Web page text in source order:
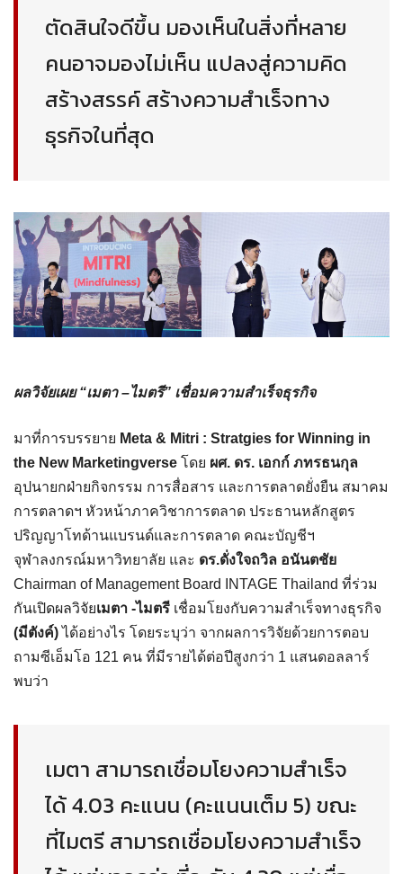
ตัดสินใจดีขึ้น มองเห็นในสิ่งที่หลาย
คนอาจมองไม่เห็น แปลงสู่ความคิด
สร้างสรรค์ สร้างความสำเร็จทาง
ธุรกิจในที่สุด
ผลวิจัยเผย “เมตา –ไมตรี” เชื่อมความสำเร็จธุรกิจ
มาที่การบรรยาย Meta & Mitri : Stratgies for Winning in
the New Marketingverse โดย ผศ. ดร. เอกก์ ภทรธนกุล
อุปนายกฝ่ายกิจกรรม การสื่อสาร และการตลาดยั่งยืน สมาคม
การตลาดฯ หัวหน้าภาควิชาการตลาด ประธานหลักสูตร
ปริญญาโทด้านแบรนด์และการตลาด คณะบัญชีฯ
จุฬาลงกรณ์มหาวิทยาลัย และ ดร.ดั่งใจถวิล อนันตชัย
Chairman of Management Board INTAGE Thailand ที่ร่วม
กันเปิดผลวิจัยเมตา -ไมตรี เชื่อมโยงกับความสำเร็จทางธุรกิจ
(มีตังค์) ได้อย่างไร โดยระบุว่า จากผลการวิจัยด้วยการตอบ
ถามซีเอ็มโอ 121 คน ที่มีรายได้ต่อปีสูงกว่า 1 แสนดอลลาร์
พบว่า
เมตา สามารถเชื่อมโยงความสำเร็จ
ได้ 4.03 คะแนน (คะแนนเต็ม 5) ขณะ
ที่ไมตรี สามารถเชื่อมโยงความสำเร็จ